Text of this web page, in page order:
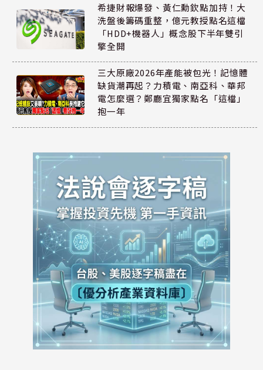
希捷財報爆發、黃仁勳欽點加持！大
洗盤後籌碼重整，億元教授點名這檔
「HDD+機器人」概念股下半年雙引
擎全開
三大原廠2026年產能被包光！記憶體
缺貨潮再起？力積電、南亞科、華邦
電怎麼選？鄭廳宜獨家點名「這檔」
抱一年